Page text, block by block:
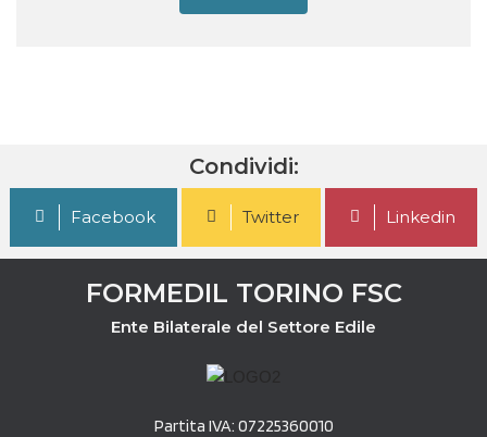
Condividi:
Facebook Twitter Linkedin
FORMEDIL TORINO FSC
Ente Bilaterale del Settore Edile
Partita IVA: 07225360010